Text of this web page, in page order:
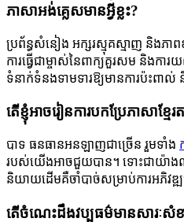
ភាសាអង់គ្លេសមានអ្វីខ្លះ?
ប្រព័ន្ធសំនៀង អក្សរស្មុគស្មាញ និងភាព
ការធ្វើជាម្ចាស់នៃពាក្យគួរសម និងកា
ទំនាក់ទំនងទាមទារឱ្យមានការប៉ះពាល់
តើខ្ញុំអាចរៀនការបកប្រែភាសាខ្
បាទ ធនធានអនឡាញជាច្រើន រួមទាំង
របស់យើងអាចជួយបាន។ ទោះជាយ៉ាង
និយាយដើមគឺចាំបាច់សម្រាប់ការអភិវឌ្
តើចំណេះដឹងវប្បធម៌មានសារៈសំខ